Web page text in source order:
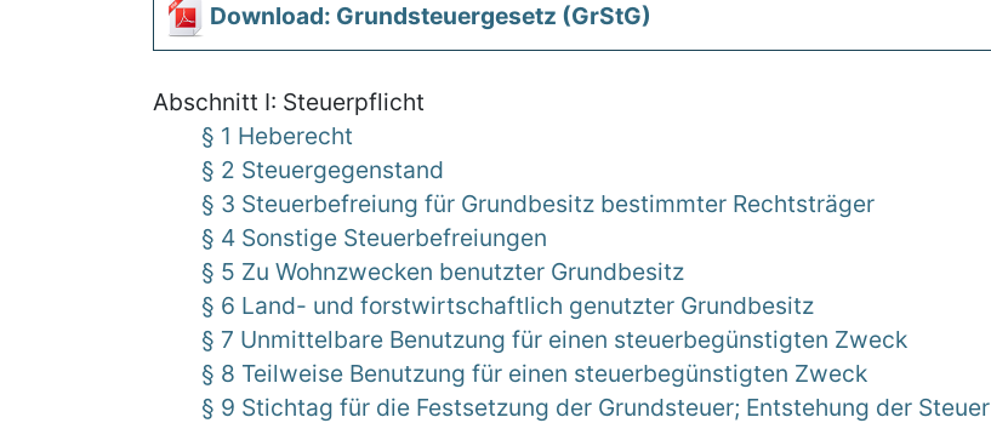
Download: Grundsteuergesetz (GrStG)
Abschnitt I: Steuerpflicht
§ 1 Heberecht
§ 2 Steuergegenstand
§ 3 Steuerbefreiung für Grundbesitz bestimmter Rechtsträger
§ 4 Sonstige Steuerbefreiungen
§ 5 Zu Wohnzwecken benutzter Grundbesitz
§ 6 Land- und forstwirtschaftlich genutzter Grundbesitz
§ 7 Unmittelbare Benutzung für einen steuerbegünstigten Zweck
§ 8 Teilweise Benutzung für einen steuerbegünstigten Zweck
§ 9 Stichtag für die Festsetzung der Grundsteuer; Entstehung der Steuer